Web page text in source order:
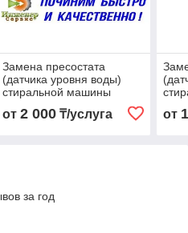
Замена пресостата
(датчика уровня воды)
стиральной машины
Panasonic/Панасоник
от 2 000₸/услуга от
за год